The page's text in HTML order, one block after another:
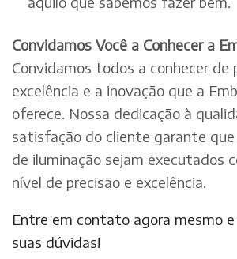
Convidamos Você a Conhecer a
Convidamos todos a conhecer de
excelência e a inovação que a
oferece. Nossa dedicação à
satisfação do cliente garante
de iluminação sejam executados
nível de precisão e excelência.
Entre em contato agora mesmo
suas dúvidas!